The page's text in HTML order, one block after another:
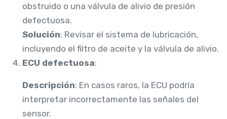
obstruido o una válvula de alivio de presión
defectuosa.
Solución: Revisar el sistema de lubricación,
incluyendo el filtro de aceite y la válvula de alivio.
ECU defectuosa:
Descripción: En casos raros, la ECU podría
interpretar incorrectamente las señales del
sensor.